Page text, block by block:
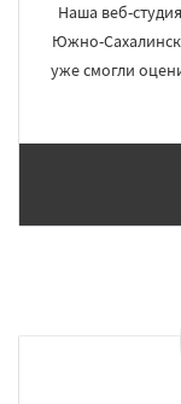
Наша веб-
Южно-
уже смогли